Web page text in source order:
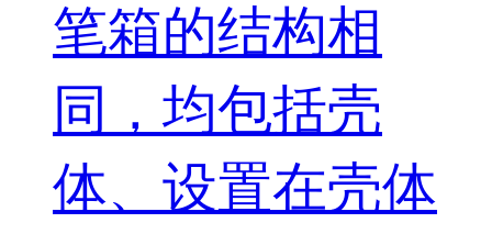
笔箱的结构相
同，均包括壳
体、设置在壳体